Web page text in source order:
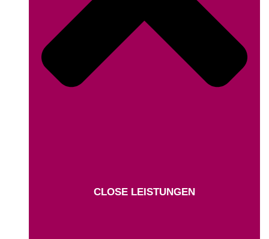
CLOSE LEISTUNGEN